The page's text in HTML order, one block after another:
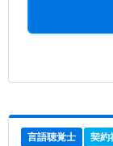
言語聴覚士 契約